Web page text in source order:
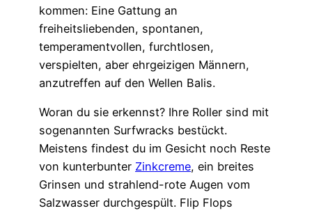
kommen: Eine Gattung an
freiheitsliebenden, spontanen,
temperamentvollen, furchtlosen,
verspielten, aber ehrgeizigen Männern,
anzutreffen auf den Wellen Balis.
Woran du sie erkennst? Ihre Roller sind mit
sogenannten Surfwracks bestückt.
Meistens findest du im Gesicht noch Reste
von kunterbunter Zinkcreme, ein breites
Grinsen und strahlend-rote Augen vom
Salzwasser durchgespült. Flip Flops